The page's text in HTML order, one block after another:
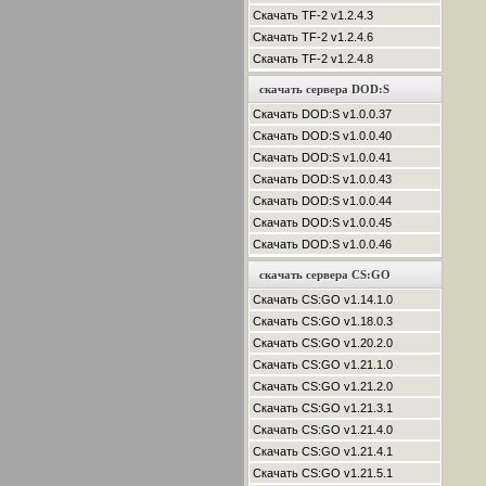
Скачать TF-2 v1.2.4.3
Скачать TF-2 v1.2.4.6
Скачать TF-2 v1.2.4.8
скачать сервера DOD:S
Скачать DOD:S v1.0.0.37
Скачать DOD:S v1.0.0.40
Скачать DOD:S v1.0.0.41
Скачать DOD:S v1.0.0.43
Скачать DOD:S v1.0.0.44
Скачать DOD:S v1.0.0.45
Скачать DOD:S v1.0.0.46
скачать сервера CS:GO
Скачать CS:GO v1.14.1.0
Скачать CS:GO v1.18.0.3
Скачать CS:GO v1.20.2.0
Скачать CS:GO v1.21.1.0
Скачать CS:GO v1.21.2.0
Скачать CS:GO v1.21.3.1
Скачать CS:GO v1.21.4.0
Скачать CS:GO v1.21.4.1
Скачать CS:GO v1.21.5.1